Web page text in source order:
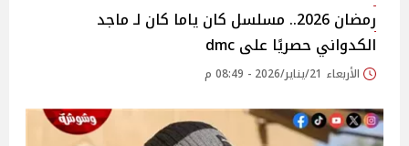
رمضان 2026.. مسلسل كان ياما كان لـ ماجد
الكدواني حصريًا على dmc
الأربعاء 21/يناير/2026 - 08:49 م